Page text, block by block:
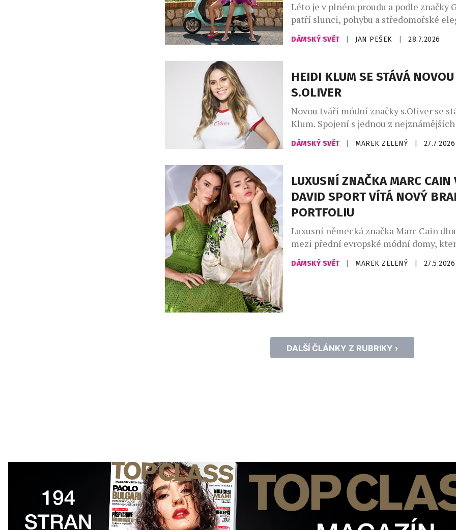
Léto je v plném proudu a podle značky
patří slunci, pohybu a středomořské
Kolekce Club Capri vás přenese na
ostrov, s jeho uvolněnou atmosférou a
kolekci najdete stylové modely na
pilates, fitness, stejně jako luxusní
resortwear – […]
DÁMSKÝ SVĚT JAN PEŠEK 28.7.2026
HEIDI KLUM SE STÁVÁ NOVOU
S.OLIVER
Novou tváří módní značky s.Oliver se
Klum. Spojení s jednou z nejznámějších
módního průmyslu upevňuje pozici
dostupné ležérní módy a přináší svěží
ikony Heidi Klum získává s.Oliver jednu
nejznámějších osobností světové módy.
snoubí globální charisma […]
DÁMSKÝ SVĚT MAREK ZELENÝ 27.7.2026
LUXUSNÍ ZNAČKA MARC CAIN
DAVID SPORT VÍTÁ NOVÝ
PORTFOLIU
Luxusní německá značka Marc Cain
mezi přední evropské módní domy,
současnou podobu ženské elegance.
precizního zpracování, inovativních
DÁMSKÝ SVĚT MAREK ZELENÝ 27.5.2026
DALŠÍ ČLÁNKY Z RUBRIKY ›